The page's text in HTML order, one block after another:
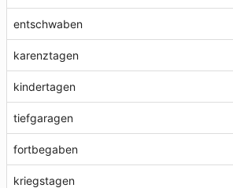
entschwaben
karenztagen
kindertagen
tiefgaragen
fortbegaben
kriegstagen